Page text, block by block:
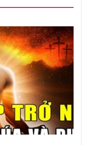
Nhất